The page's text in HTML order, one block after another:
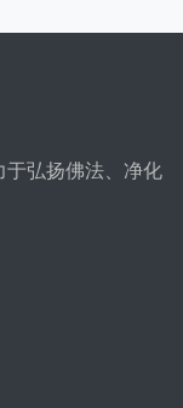
于弘扬佛法、净化